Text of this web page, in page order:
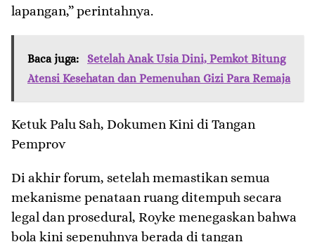
lapangan,” perintahnya.
Baca juga:
Setelah Anak Usia Dini, Pemkot Bitung
Atensi Kesehatan dan Pemenuhan Gizi Para Remaja
​Ketuk Palu Sah, Dokumen Kini di Tangan
Pemprov
​Di akhir forum, setelah memastikan semua
mekanisme penataan ruang ditempuh secara
legal dan prosedural, Royke menegaskan bahwa
bola kini sepenuhnya berada di tangan